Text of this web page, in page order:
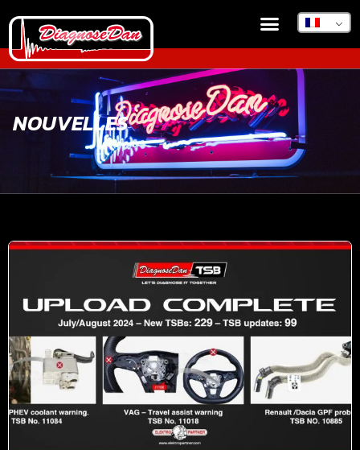
NOUVELLES